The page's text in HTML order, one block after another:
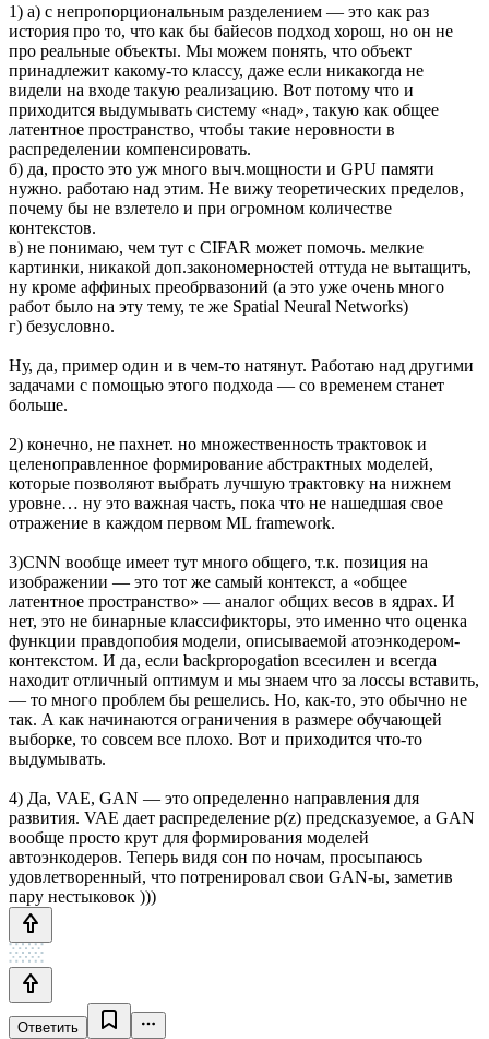
1) а) с непропорциональным разделением — это как раз
история про то, что как бы байесов подход хорош, но он не
про реальные объекты. Мы можем понять, что объект
принадлежит какому-то классу, даже если никакогда не
видели на входе такую реализацию. Вот потому что и
приходится выдумывать систему «над», такую как общее
латентное пространство, чтобы такие неровности в
распределении компенсировать.
б) да, просто это уж много выч.мощности и GPU памяти
нужно. работаю над этим. Не вижу теоретических пределов,
почему бы не взлетело и при огромном количестве
контекстов.
в) не понимаю, чем тут с CIFAR может помочь. мелкие
картинки, никакой доп.закономерностей оттуда не вытащить,
ну кроме аффиных преобрвазоний (а это уже очень много
работ было на эту тему, те же Spatial Neural Networks)
г) безусловно.
Ну, да, пример один и в чем-то натянут. Работаю над другими
задачами с помощью этого подхода — со временем станет
больше.
2) конечно, не пахнет. но множественность трактовок и
целеноправленное формирование абстрактных моделей,
которые позволяют выбрать лучшую трактовку на нижнем
уровне… ну это важная часть, пока что не нашедшая свое
отражение в каждом первом ML framework.
3)CNN вообще имеет тут много общего, т.к. позиция на
изображении — это тот же самый контекст, а «общее
латентное пространство» — аналог общих весов в ядрах. И
нет, это не бинарные классификторы, это именно что оценка
функции правдопобия модели, описываемой атоэнкодером-
контекстом. И да, если backpropogation всесилен и всегда
находит отличный оптимум и мы знаем что за лоссы вставить,
— то много проблем бы решелись. Но, как-то, это обычно не
так. А как начинаются ограничения в размере обучающей
выборке, то совсем все плохо. Вот и приходится что-то
выдумывать.
4) Да, VAE, GAN — это определенно направления для
развития. VAE дает распределение p(z) предсказуемое, а GAN
вообще просто крут для формирования моделей
автоэнкодеров. Теперь видя сон по ночам, просыпаюсь
удовлетворенный, что потренировал свои GAN-ы, заметив
пару нестыковок )))
Ответить